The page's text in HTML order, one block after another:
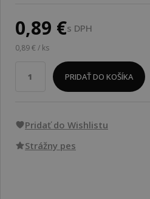
0,89 €s DPH
0,89 € / ks
PRIDAŤ DO KOŠÍKA
Pridať do Wishlistu
Strážny pes